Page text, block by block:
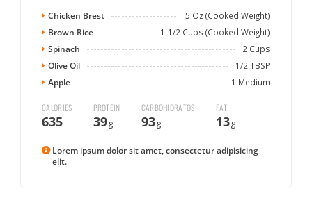
Chicken Brest 5 Oz (Cooked Weight)
Brown Rice 1-1/2 Cups (Cooked Weight)
Spinach 2 Cups
Olive Oil 1/2 TBSP
Apple 1 Medium
CALORIES
635
PROTEIN
39g
CARBOHIDRATOS
93g
FAT
13g
Lorem ipsum dolor sit amet, consectetur adipisicing
elit.